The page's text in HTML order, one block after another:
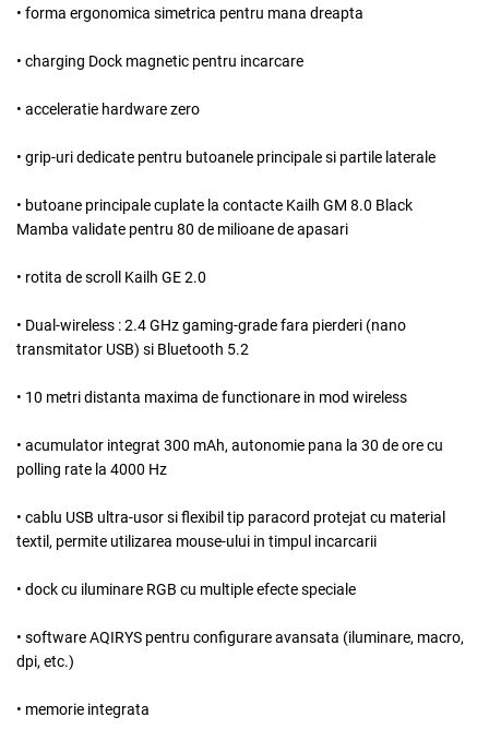
• forma ergonomica simetrica pentru mana dreapta
• charging Dock magnetic pentru incarcare
• acceleratie hardware zero
• grip-uri dedicate pentru butoanele principale si partile laterale
• butoane principale cuplate la contacte Kailh GM 8.0 Black
Mamba validate pentru 80 de milioane de apasari
• rotita de scroll Kailh GE 2.0
• Dual-wireless : 2.4 GHz gaming-grade fara pierderi (nano
transmitator USB) si Bluetooth 5.2
• 10 metri distanta maxima de functionare in mod wireless
• acumulator integrat 300 mAh, autonomie pana la 30 de ore cu
polling rate la 4000 Hz
• cablu USB ultra-usor si flexibil tip paracord protejat cu material
textil, permite utilizarea mouse-ului in timpul incarcarii
• dock cu iluminare RGB cu multiple efecte speciale
• software AQIRYS pentru configurare avansata (iluminare, macro,
dpi, etc.)
• memorie integrata